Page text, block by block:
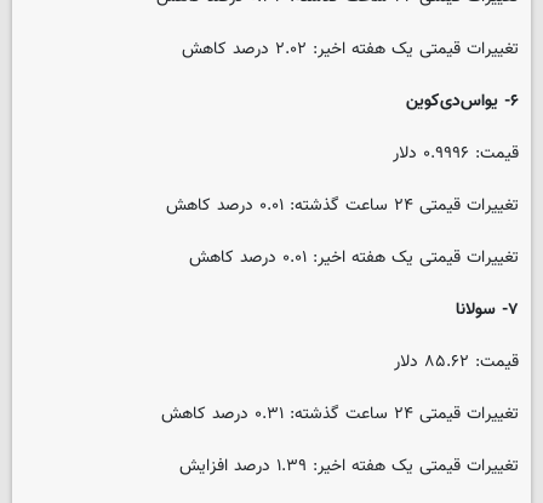
تغییرات قیمتی یک هفته اخیر: ۲.۰۲ درصد کاهش
۶- یواس‌دی‌کوین
قیمت: ۰.۹۹۹۶ دلار
تغییرات قیمتی ۲۴ ساعت گذشته: ۰.۰۱ درصد کاهش
تغییرات قیمتی یک هفته اخیر: ۰.۰۱ درصد کاهش
۷- سولانا
قیمت: ۸۵.۶۲ دلار
تغییرات قیمتی ۲۴ ساعت گذشته: ۰.۳۱ درصد کاهش
تغییرات قیمتی یک هفته اخیر: ۱.۳۹ درصد افزایش